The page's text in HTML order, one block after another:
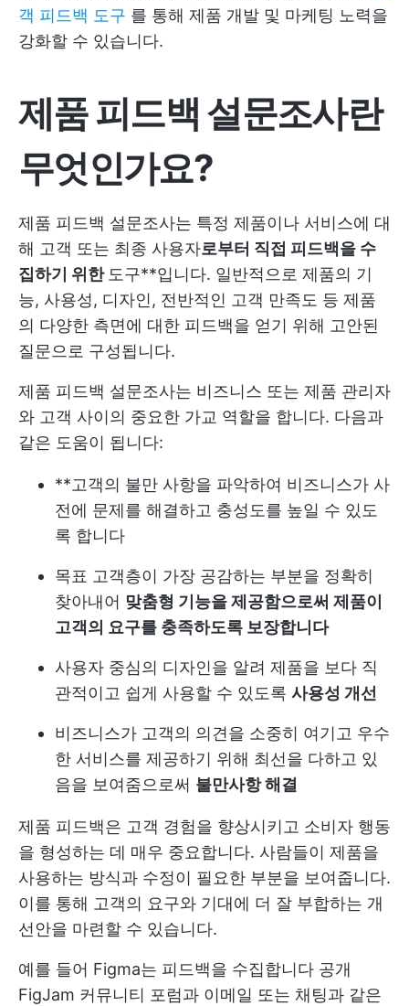
객 피드백 도구 를 통해 제품 개발 및 마케팅 노력을
강화할 수 있습니다.
제품 피드백 설문조사란
무엇인가요?
제품 피드백 설문조사는 특정 제품이나 서비스에 대
해 고객 또는 최종 사용자로부터 직접 피드백을 수
집하기 위한 도구**입니다. 일반적으로 제품의 기
능, 사용성, 디자인, 전반적인 고객 만족도 등 제품
의 다양한 측면에 대한 피드백을 얻기 위해 고안된
질문으로 구성됩니다.
제품 피드백 설문조사는 비즈니스 또는 제품 관리자
와 고객 사이의 중요한 가교 역할을 합니다. 다음과
같은 도움이 됩니다:
**고객의 불만 사항을 파악하여 비즈니스가 사
전에 문제를 해결하고 충성도를 높일 수 있도
록 합니다
목표 고객층이 가장 공감하는 부분을 정확히
찾아내어 맞춤형 기능을 제공함으로써 제품이
고객의 요구를 충족하도록 보장합니다
사용자 중심의 디자인을 알려 제품을 보다 직
관적이고 쉽게 사용할 수 있도록 사용성 개선
비즈니스가 고객의 의견을 소중히 여기고 우수
한 서비스를 제공하기 위해 최선을 다하고 있
음을 보여줌으로써 불만사항 해결
제품 피드백은 고객 경험을 향상시키고 소비자 행동
을 형성하는 데 매우 중요합니다. 사람들이 제품을
사용하는 방식과 수정이 필요한 부분을 보여줍니다.
이를 통해 고객의 요구와 기대에 더 잘 부합하는 개
선안을 마련할 수 있습니다.
예를 들어 Figma는 피드백을 수집합니다 공개
FigJam 커뮤니티 포럼과 이메일 또는 채팅과 같은